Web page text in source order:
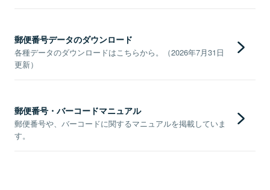
郵便番号データのダウンロード
各種データのダウンロードはこちらから。（2026年7月31日
更新）
郵便番号・バーコードマニュアル
郵便番号や、バーコードに関するマニュアルを掲載していま
す。